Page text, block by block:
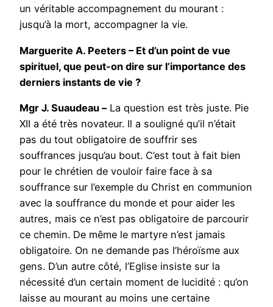
un véritable accompagnement du mourant :
jusqu’à la mort, accompagner la vie.
Marguerite A. Peeters – Et d’un point de vue
spirituel, que peut-on dire sur l’importance des
derniers instants de vie ?
Mgr J. Suaudeau –La question est très juste. Pie
XII a été très novateur. Il a souligné qu’il n’était
pas du tout obligatoire de souffrir ses
souffrances jusqu’au bout. C’est tout à fait bien
pour le chrétien de vouloir faire face à sa
souffrance sur l’exemple du Christ en communion
avec la souffrance du monde et pour aider les
autres, mais ce n’est pas obligatoire de parcourir
ce chemin. De même le martyre n’est jamais
obligatoire. On ne demande pas l’héroïsme aux
gens. D’un autre côté, l’Eglise insiste sur la
nécessité d’un certain moment de lucidité : qu’on
laisse au mourant au moins une certaine